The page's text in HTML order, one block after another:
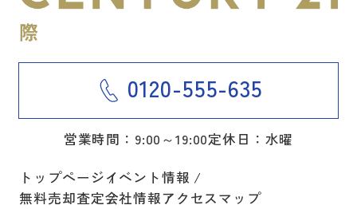
0120-555-635
営業時間：9:00～19:00定休日：水曜
トップページイベント情報
無料売却査定会社情報アクセスマップ